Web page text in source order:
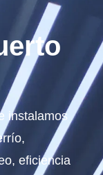
instalamos
eficiencia